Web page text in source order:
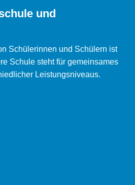
und
Schülerinnen und Schülern ist
Schule steht für gemeinsames
Leistungsniveaus.